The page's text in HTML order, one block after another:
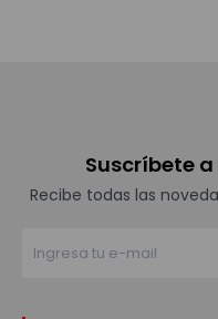
Suscríbete
Recibe todas las